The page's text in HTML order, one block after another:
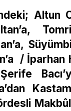
Altun
/ İparhan